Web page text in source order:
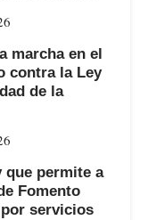
marcha en el
contra la Ley
de la
que permite a
Fomento
servicios